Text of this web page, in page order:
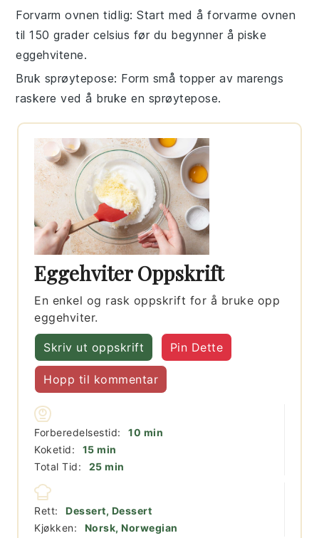
Forvarm ovnen tidlig: Start med å forvarme ovnen
til150 grader celsius før du begynner å piske
eggehvitene.
Bruk sprøytepose: Form små topper av marengs
raskere ved å bruke en sprøytepose.
Eggehviter Oppskrift
En enkel og rask oppskrift for å bruke opp
eggehviter.
Skriv ut oppskrift Pin Dette
Hopp til kommentar
Forberedelsestid: 10 minutter
min
Koketid:
15minutter
min
Total Tid:
25minutter
min
Rett:
Dessert, Dessert
Kjøkken:
Norsk, Norwegian